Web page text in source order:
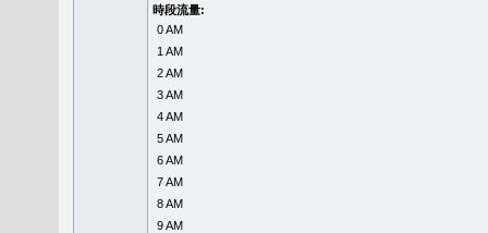
時段流量:
0 AM
1 AM
2 AM
3 AM
4 AM
5 AM
6 AM
7 AM
8 AM
9 AM